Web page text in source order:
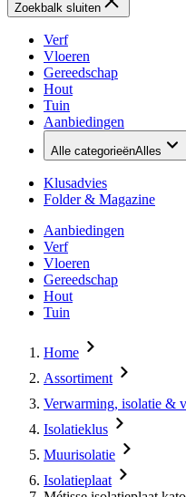
Zoekbalk sluiten
Verf
Vloeren
Gereedschap
Hout
Tuin
Aanbiedingen
Alle categorieënAlles
Klusadvies
Folder & Magazine
Aanbiedingen
Verf
Vloeren
Gereedschap
Hout
Tuin
Home
Assortiment
Verwarming, isolatie &
Isolatieklus
Muurisolatie
Isolatieplaat